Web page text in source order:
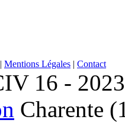
| Mentions Légales | Contact
16 -
Charente